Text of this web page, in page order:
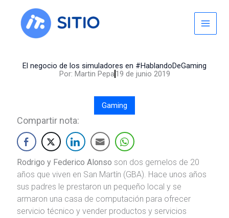
content
El negocio de los simuladores en #HablandoDeGaming
Por: Martin Pepa19 de junio 2019
Gaming
Compartir nota:
Rodrigo y Federico Alonso son dos gemelos de 20
años que viven en San Martín (GBA). Hace unos años
sus padres le prestaron un pequeño local y se
armaron una casa de computación para ofrecer
servicio técnico y vender productos y servicios